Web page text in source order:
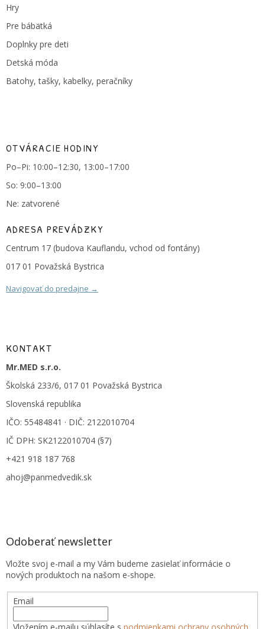
Hry
Pre bábätká
Doplnky pre deti
Detská móda
Batohy, tašky, kabelky, peračníky
OTVÁRACIE HODINY
Po–Pi: 10:00–12:30, 13:00–17:00
So: 9:00–13:00
Ne: zatvorené
ADRESA PREVÁDZKY
Centrum 17 (budova Kauflandu, vchod od fontány)
017 01 Považská Bystrica
Navigovať do predajne →
KONTAKT
Mr.MED s.r.o.
Školská 233/6, 017 01 Považská Bystrica
Slovenská republika
IČO: 55484841 · DIČ: 2122010704
IČ DPH: SK2122010704 (§7)
+421 918 187 768
ahoj@panmedvedik.sk
Odoberať newsletter
Vložte svoj e-mail a my Vám budeme zasielať informácie o
nových produktoch na našom e-shope.
Email